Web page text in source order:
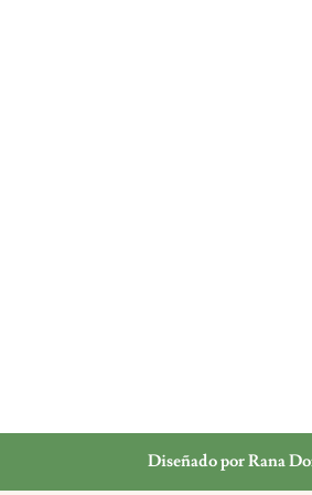
Diseñado por Rana